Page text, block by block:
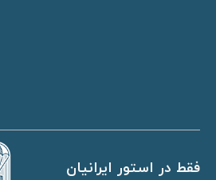
فقط در استور ایرانیان